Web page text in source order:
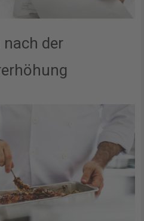
der